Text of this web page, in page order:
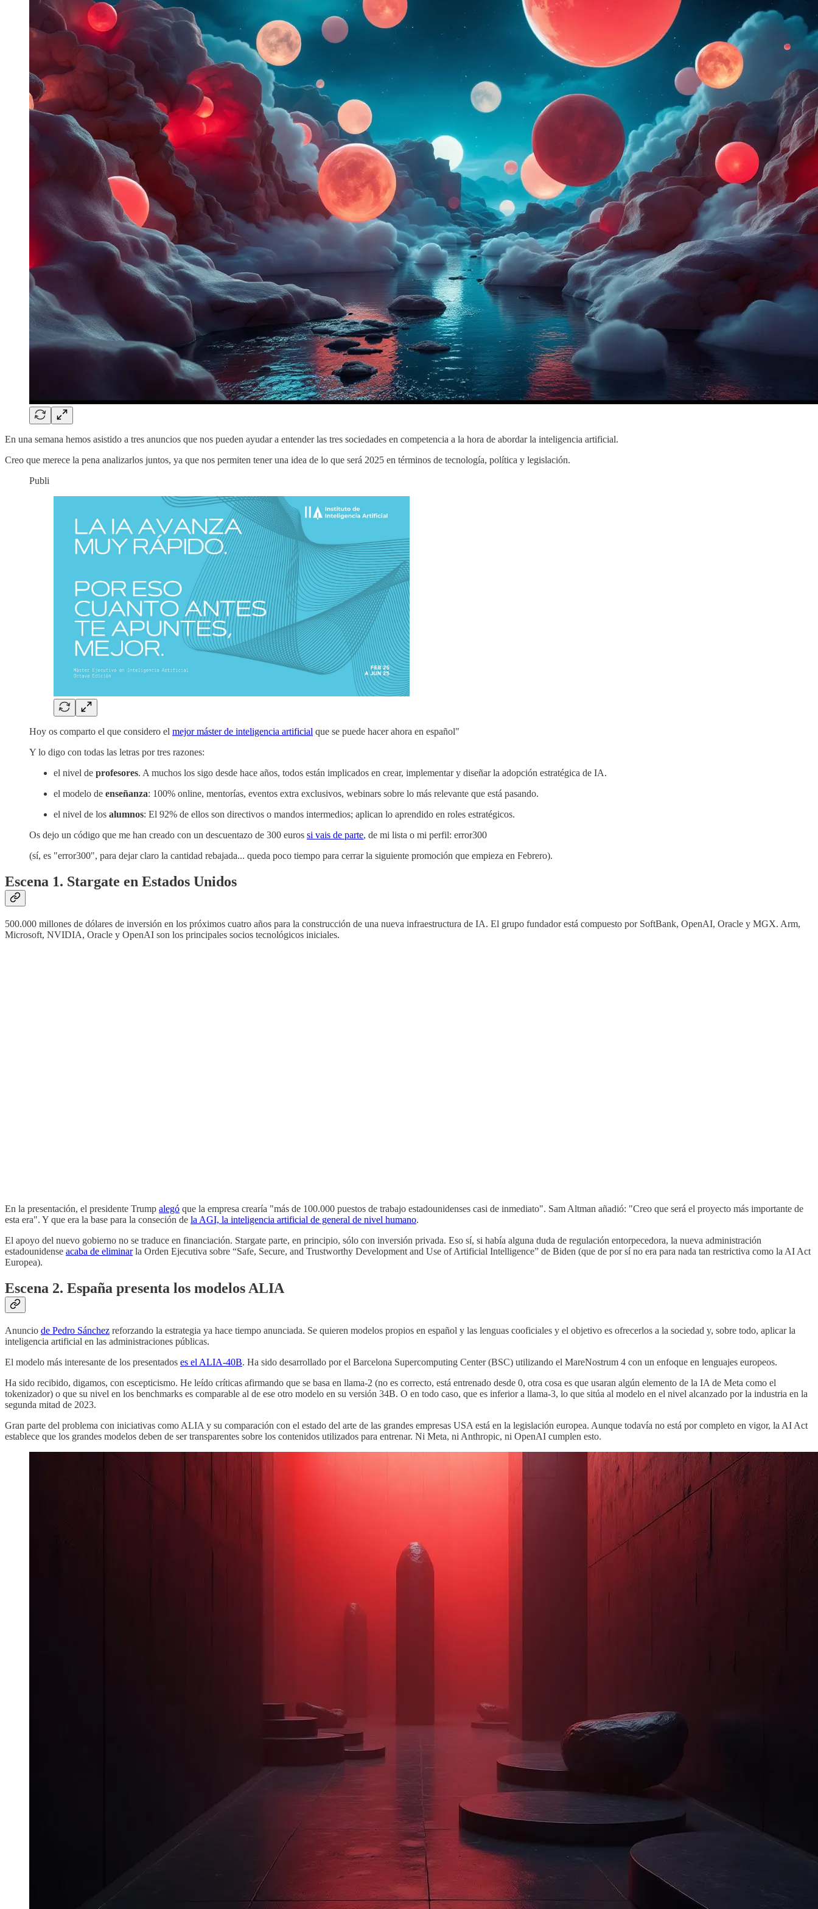
En una semana hemos asistido a tres anuncios que nos pueden ayudar a entender las tres sociedades en competencia a la hora de abordar la inteligencia artificial.
Creo que merece la pena analizarlos juntos, ya que nos permiten tener una idea de lo que será 2025 en términos de tecnología, política y legislación.
Publi
Hoy os comparto el que considero el mejor máster de inteligencia artificial que se puede hacer ahora en español"
Y lo digo con todas las letras por tres razones:
el nivel de profesores. A muchos los sigo desde hace años, todos están implicados en crear, implementar y diseñar la adopción estratégica de IA.
el modelo de enseñanza: 100% online, mentorías, eventos extra exclusivos, webinars sobre lo más relevante que está pasando.
el nivel de los alumnos: El 92% de ellos son directivos o mandos intermedios; aplican lo aprendido en roles estratégicos.
Os dejo un código que me han creado con un descuentazo de 300 euros si vais de parte, de mi lista o mi perfil: error300
(sí, es "error300", para dejar claro la cantidad rebajada... queda poco tiempo para cerrar la siguiente promoción que empieza en Febrero).
Escena 1. Stargate en Estados Unidos
500.000 millones de dólares de inversión en los próximos cuatro años para la construcción de una nueva infraestructura de IA. El grupo fundador está compuesto por SoftBank, OpenAI, Oracle y MGX. Arm,
Microsoft, NVIDIA, Oracle y OpenAI son los principales socios tecnológicos iniciales.
En la presentación, el presidente Trump alegó que la empresa crearía "más de 100.000 puestos de trabajo estadounidenses casi de inmediato". Sam Altman añadió: "Creo que será el proyecto más importante de
esta era". Y que era la base para la conseción de la AGI, la inteligencia artificial de general de nivel humano.
El apoyo del nuevo gobierno no se traduce en financiación. Stargate parte, en principio, sólo con inversión privada. Eso sí, si había alguna duda de regulación entorpecedora, la nueva administración
estadounidense acaba de eliminarla Orden Ejecutiva sobre “Safe, Secure, and Trustworthy Development and Use of Artificial Intelligence” de Biden (que de por sí no era para nada tan restrictiva como la AI Act
Europea).
Escena 2. España presenta los modelos ALIA
Anuncio de Pedro Sánchez reforzando la estrategia ya hace tiempo anunciada. Se quieren modelos propios en español y las lenguas cooficiales y el objetivo es ofrecerlos a la sociedad y, sobre todo, aplicar la
inteligencia artificial en las administraciones públicas.
El modelo más interesante de los presentados es el ALIA-40B. Ha sido desarrollado por el Barcelona Supercomputing Center (BSC) utilizando el MareNostrum 4 con un enfoque en lenguajes europeos.
Ha sido recibido, digamos, con escepticismo. He leído críticas afirmando que se basa en llama-2 (no es correcto, está entrenado desde 0, otra cosa es que usaran algún elemento de la IA de Meta como el
tokenizador) o que su nivel en los benchmarks es comparable al de ese otro modelo en su versión 34B. O en todo caso, que es inferior a llama-3, lo que sitúa al modelo en el nivel alcanzado por la industria en la
segunda mitad de 2023.
Gran parte del problema con iniciativas como ALIA y su comparación con el estado del arte de las grandes empresas USA está en la legislación europea. Aunque todavía no está por completo en vigor, la AI Act
establece que los grandes modelos deben de ser transparentes sobre los contenidos utilizados para entrenar. Ni Meta, ni Anthropic, ni OpenAI cumplen esto.